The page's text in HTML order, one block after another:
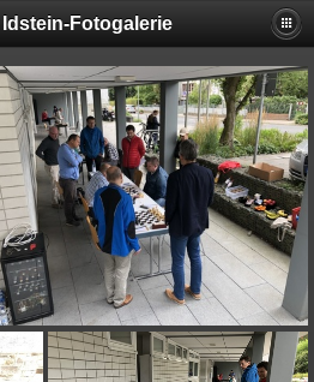
Idstein-Fotogalerie